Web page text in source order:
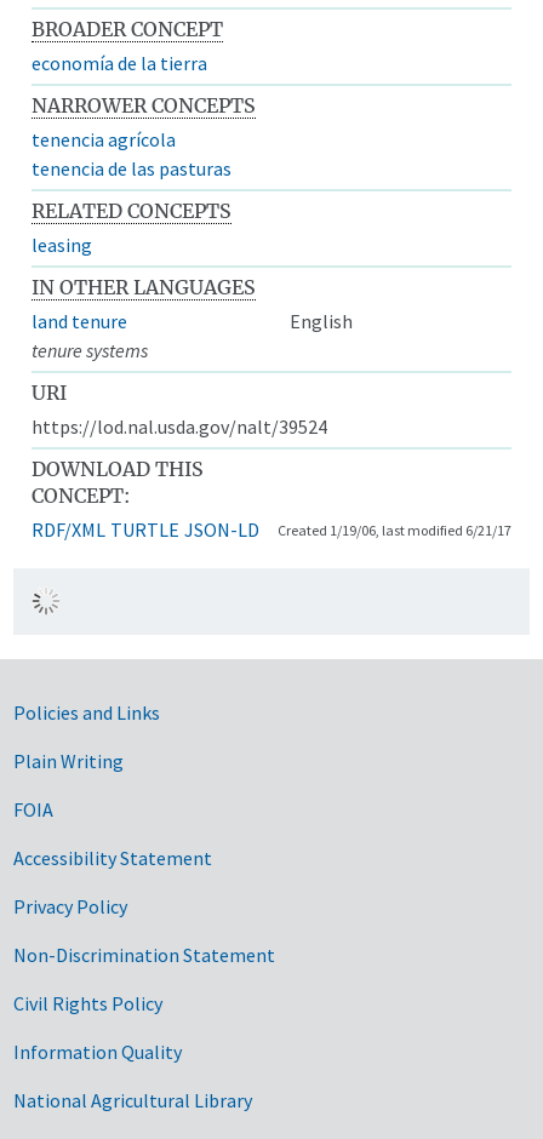
BROADER CONCEPT
economía de la tierra
NARROWER CONCEPTS
tenencia agrícola
tenencia de las pasturas
RELATED CONCEPTS
leasing
IN OTHER LANGUAGES
land tenure
English
tenure systems
URI
https://lod.nal.usda.gov/nalt/39524
DOWNLOAD THIS
CONCEPT:
RDF/XML TURTLE JSON-LD Created 1/19/06, last modified 6/21/17
Government Links
Policies and Links
Plain Writing
FOIA
Accessibility Statement
Privacy Policy
Non-Discrimination Statement
Civil Rights Policy
Information Quality
National Agricultural Library